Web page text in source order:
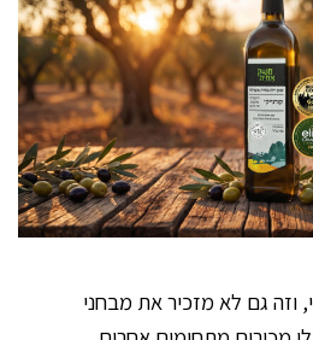
וזה גם לא מזכיר את מבחני